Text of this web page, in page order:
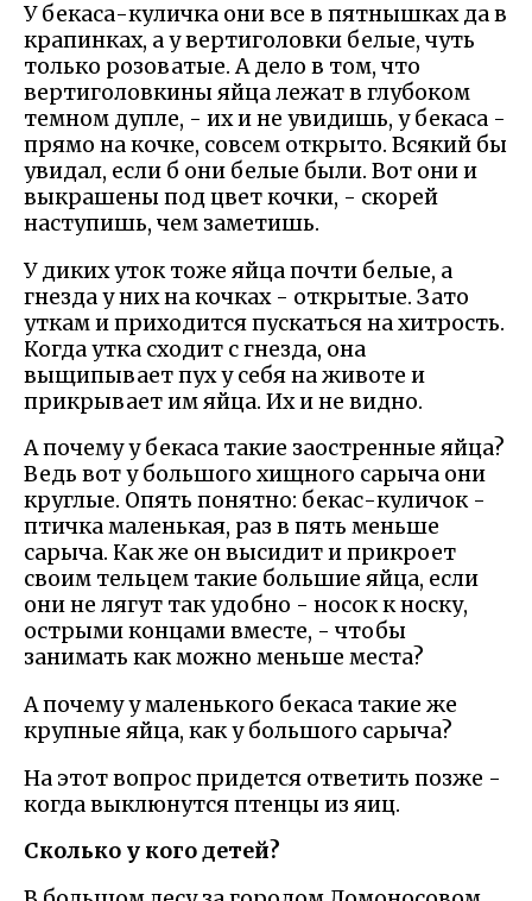
У бекаса-куличка они все в пятнышках да в
крапинках, а у вертиголовки белые, чуть
только розоватые. А дело в том, что
вертиголовкины яйца лежат в глубоком
темном дупле, - их и не увидишь, у бекаса -
прямо на кочке, совсем открыто. Всякий бы
увидал, если б они белые были. Вот они и
выкрашены под цвет кочки, - скорей
наступишь, чем заметишь.
У диких уток тоже яйца почти белые, а
гнезда у них на кочках - открытые. Зато
уткам и приходится пускаться на хитрость.
Когда утка сходит с гнезда, она
выщипывает пух у себя на животе и
прикрывает им яйца. Их и не видно.
А почему у бекаса такие заостренные яйца?
Ведь вот у большого хищного сарыча они
круглые. Опять понятно: бекас-куличок -
птичка маленькая, раз в пять меньше
сарыча. Как же он высидит и прикроет
своим тельцем такие большие яйца, если
они не лягут так удобно - носок к носку,
острыми концами вместе, - чтобы
занимать как можно меньше места?
А почему у маленького бекаса такие же
крупные яйца, как у большого сарыча?
На этот вопрос придется ответить позже -
когда выклюнутся птенцы из яиц.
Сколько у кого детей?